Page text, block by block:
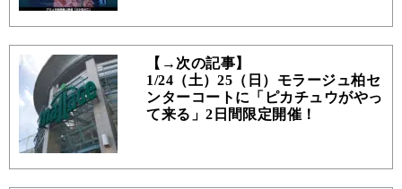
【→次の記事】
1/24（土）25（日）モラージュ柏セ
ンターコートに「ピカチュウがやっ
て来る」2日間限定開催！